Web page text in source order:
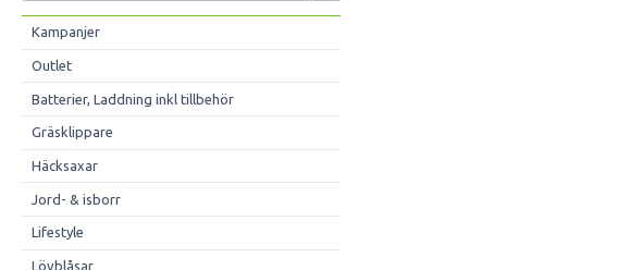
Kampanjer
Outlet
Batterier, Laddning inkl tillbehör
Gräsklippare
Häcksaxar
Jord- & isborr
Lifestyle
Lövblåsar